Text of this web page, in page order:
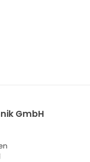
GmbH